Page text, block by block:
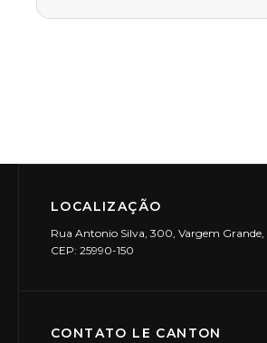
LOCALIZAÇÃO
Rua Antonio Silva, 300, Vargem Grande,
CEP: 25990-150
CONTATO LE CANTON